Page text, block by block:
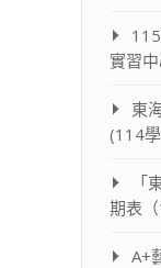
實習
東
(114
「
期表
A+